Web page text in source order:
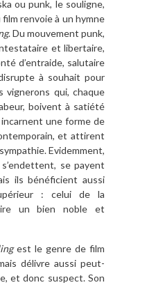
ou punk, le souligne,
renvoie à un hymne
. Du mouvement punk,
et libertaire,
d’entraide, salutaire
à souhait pour
vignerons qui, chaque
boivent à satiété
une forme de
et attirent
Evidemment,
se payent
ils bénéficient aussi
: celui de la
un bien noble et
est le genre de film
délivre aussi peut-
et donc suspect. Son